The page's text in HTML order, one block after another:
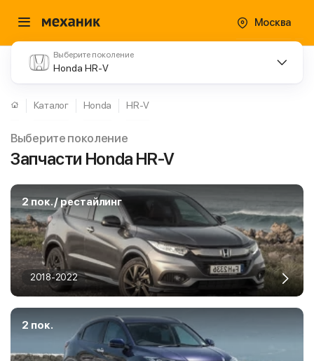
Москва
Выберите поколение
Honda HR-V
Каталог Honda HR-V
Выберите поколение
Запчасти Honda HR-V
2 пок. / рестайлинг
2018-2022
2 пок.